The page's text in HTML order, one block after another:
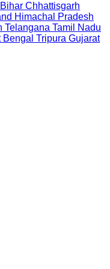
Bihar Chhattisgarh
Himachal Pradesh
Telangana Tamil Nadu
Bengal Tripura Gujarat